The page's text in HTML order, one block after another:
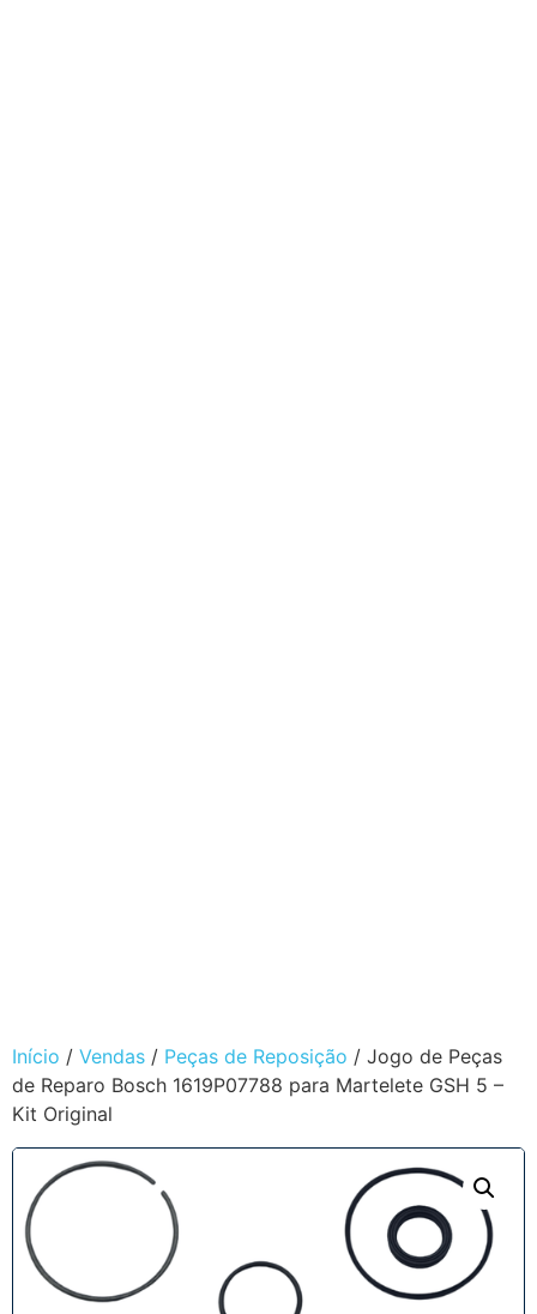
Início / Vendas / Peças de Reposição / Jogo de Peças
de Reparo Bosch 1619P07788 para Martelete GSH 5 –
Kit Original